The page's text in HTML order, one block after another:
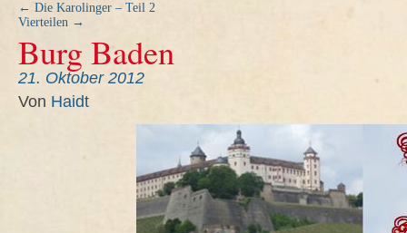
← Die Karolinger – Teil 2
Vierteilen →
Burg Baden
21. Oktober 2012
Von Haidt